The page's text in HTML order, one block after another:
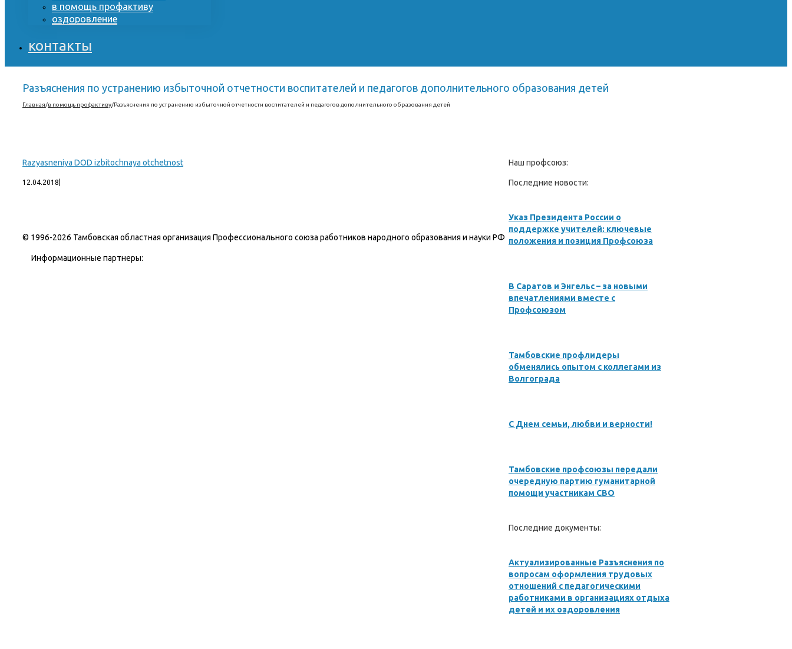
в помощь профактиву
оздоровление
контакты
Разъяснения по устранению избыточной отчетности воспитателей и педагогов дополнительного образования детей
Главная/в помощь профактиву/Разъяснения по устранению избыточной отчетности воспитателей и педагогов дополнительного образования детей
Razyasneniya DOD izbitochnaya otchetnost
12.04.2018
Наш профсоюз:
Последние новости:
Указ Президента России о
поддержке учителей: ключевые
положения и позиция Профсоюза
В Саратов и Энгельс – за новыми
впечатлениями вместе с
Профсоюзом
Тамбовские профлидеры
обменялись опытом с коллегами из
Волгограда
С Днем семьи, любви и верности!
Тамбовские профсоюзы передали
очередную партию гуманитарной
помощи участникам СВО
Последние документы:
Актуализированные Разъяснения по
вопросам оформления трудовых
отношений с педагогическими
работниками в организациях отдыха
детей и их оздоровления
© 1996-2026 Тамбовская областная организация Профессионального союза работников народного образования и науки РФ
Информационные партнеры: